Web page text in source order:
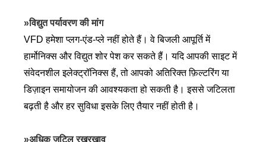
»विद्युत पर्यावरण की मांग
VFD हमेशा प्लग-एंड-प्ले नहीं होते हैं। वे बिजली आपूर्ति में
हार्मोनिक्स और विद्युत शोर पेश कर सकते हैं। यदि आपकी साइट में
संवेदनशील इलेक्ट्रॉनिक्स हैं, तो आपको अतिरिक्त फ़िल्टरिंग या
डिज़ाइन समायोजन की आवश्यकता हो सकती है। इससे जटिलता
बढ़ती है और हर सुविधा इसके लिए तैयार नहीं होती है।
»अधिक जटिल रखरखाव